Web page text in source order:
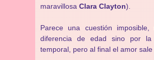
maravillosa Clara Clayton).
Parece una cuestión
diferencia de edad sino por la
temporal, pero al final el amor sale